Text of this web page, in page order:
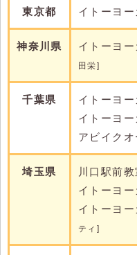
東京都 イトーヨ
神奈川県 イトーヨ
田栄]
千葉県 イトーヨ
イトーヨ
アビイク
埼玉県 川口駅前教
イトーヨ
イトーヨ
ティ]